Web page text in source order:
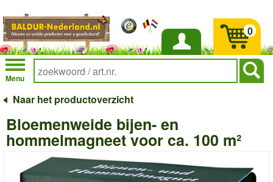
Inloggen
Menu
0
Naar het productoverzicht
Bloemenweide bijen- en
hommelmagneet voor ca. 100 m²